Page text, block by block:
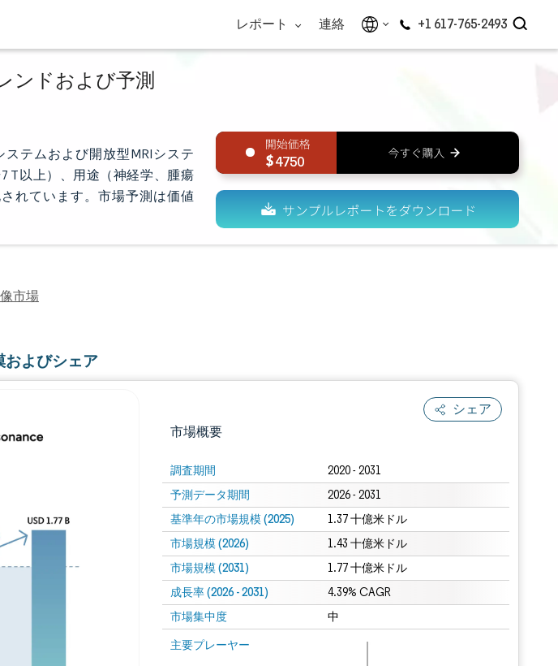
レポート 連絡 +1 617-765-2493
ンドおよび予測
テムおよび開放型MRIシステ
T以上）、用途（神経学、腫瘍
れています。市場予測は価値
4750
市場
およびシェア
シェア
市場概要
調査期間 2020 - 2031
予測データ期間 2026 - 2031
基準年の市場規模 (2025) 1.37 十億米ドル
市場規模 (2026) 1.43 十億米ドル
市場規模 (2031) 1.77 十億米ドル
成長率 (2026 - 2031) 4.39% CAGR
市場集中度 中
主要プレーヤー
画像 © Mordor Intelligence。再利用にはCC BY 4.0の表示が必要です。
Intelligence。再利用にはCC BY 4.0の表示が必要です。